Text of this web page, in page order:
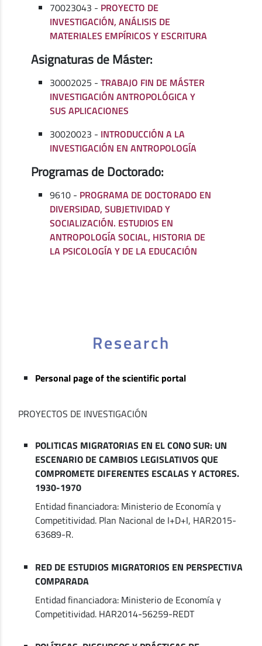
70023043 - PROYECTO DE
INVESTIGACIÓN, ANÁLISIS DE
MATERIALES EMPÍRICOS Y ESCRITURA
Asignaturas de Máster:
30002025 -TRABAJO FIN DE MÁSTER
INVESTIGACIÓN ANTROPOLÓGICA Y
SUS APLICACIONES
30020023 - INTRODUCCIÓN A LA
INVESTIGACIÓN EN ANTROPOLOGÍA
Programas de Doctorado:
9610 - PROGRAMA DE DOCTORADO EN
DIVERSIDAD, SUBJETIVIDAD Y
SOCIALIZACIÓN. ESTUDIOS EN
ANTROPOLOGÍA SOCIAL, HISTORIA DE
LA PSICOLOGÍA Y DE LA EDUCACIÓN
Research
Personal page of the scientific portal
PROYECTOS DE INVESTIGACIÓN
POLITICAS MIGRATORIAS EN EL CONO SUR: UN
ESCENARIO DE CAMBIOS LEGISLATIVOS QUE
COMPROMETE DIFERENTES ESCALAS Y ACTORES.
1930-1970
Entidad financiadora: Ministerio de Economía y
Competitividad. Plan Nacional de I+D+I, HAR2015-
63689-R.
RED DE ESTUDIOS MIGRATORIOS EN PERSPECTIVA
COMPARADA
Entidad financiadora: Ministerio de Economía y
Competitividad. HAR2014-56259-REDT